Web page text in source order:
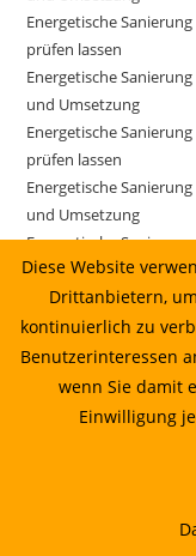
Energetische
prüfen lassen
Energetische
und Umsetzung
Energetische
prüfen lassen
Energetische
und Umsetzung
Energetische
Sonnenkaufhaus
Energetische
Wirtschaftlichkeit und
Energetische
Umsetzung
Energetische
Energetische
Umsetzung 10.07.2026
Energetische
Diese Website
Drittanbietern,
kontinuierlich zu
Benutzerinteressen
wenn Sie damit
Einwilligung